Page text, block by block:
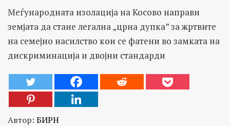
Меѓународната изолација на Косово направи
земјата да стане легална „црна дупка” за жртвите
на семејно насилство кои се фатени во замката на
дискриминација и двојни стандарди
Автор: БИРН